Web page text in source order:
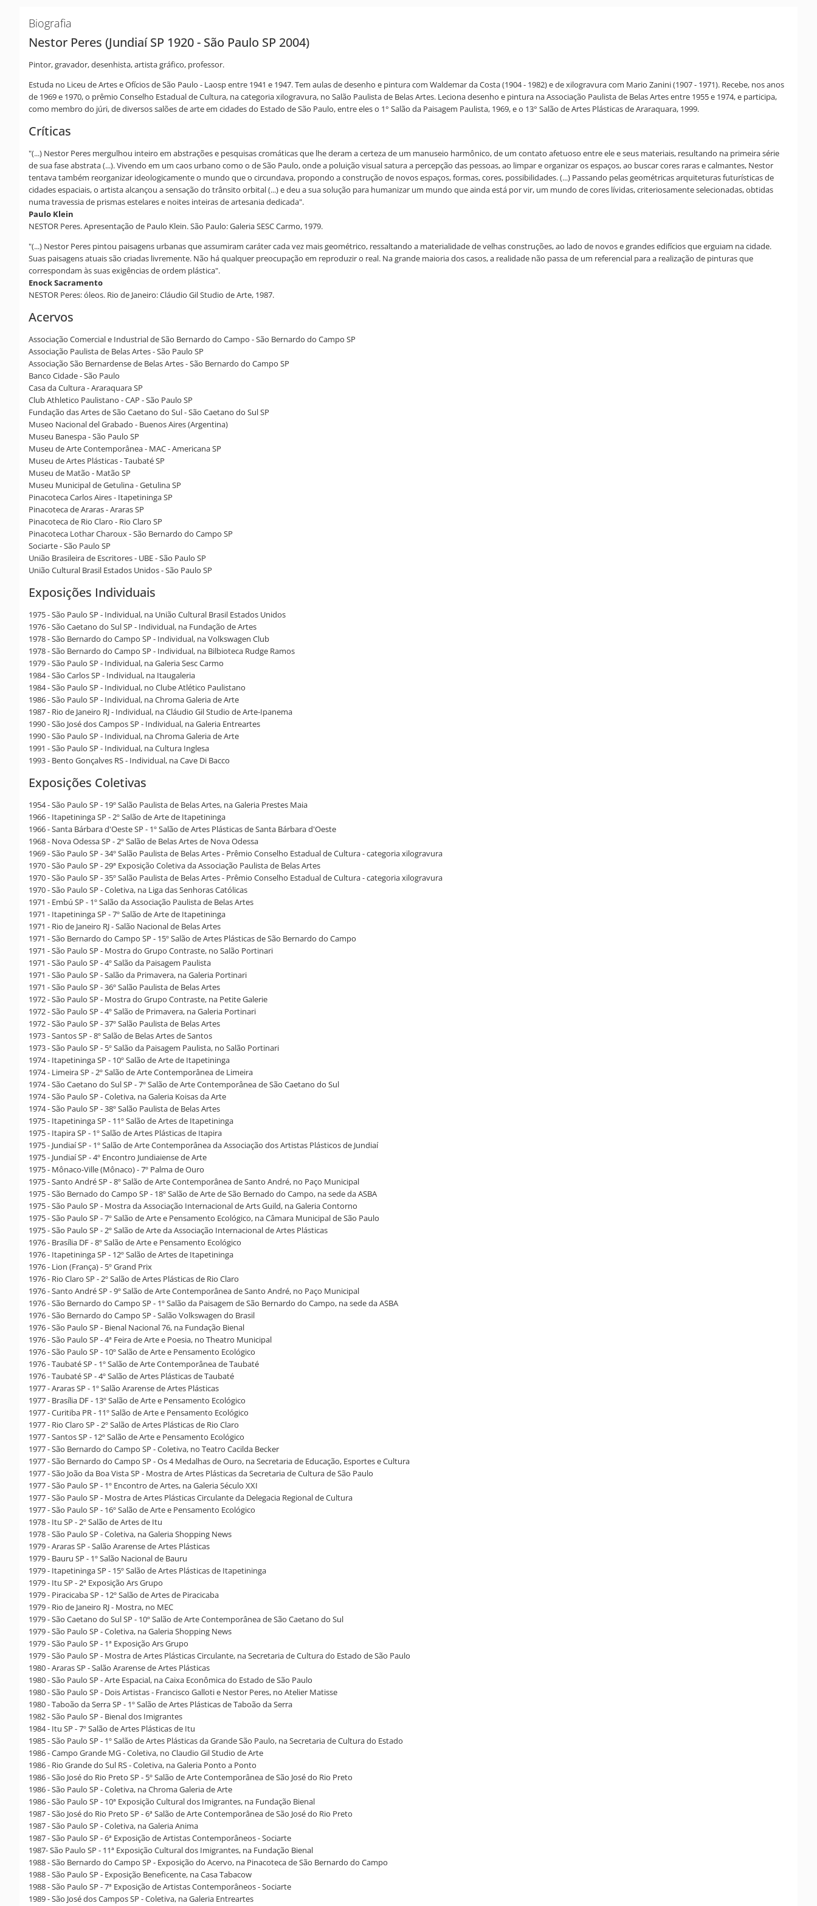
Biografia
Nestor Peres (Jundiaí SP 1920 - São Paulo SP 2004)
Pintor, gravador, desenhista, artista gráfico, professor.
Estuda no Liceu de Artes e Ofícios de São Paulo - Laosp entre 1941 e 1947. Tem aulas de desenho e pintura com Waldemar da Costa (1904 - 1982) e de xilogravura com Mario Zanini (1907 - 1971). Recebe, nos anos
de 1969 e 1970, o prêmio Conselho Estadual de Cultura, na categoria xilogravura, no Salão Paulista de Belas Artes. Leciona desenho e pintura na Associação Paulista de Belas Artes entre 1955 e 1974, e participa,
como membro do júri, de diversos salões de arte em cidades do Estado de São Paulo, entre eles o 1° Salão da Paisagem Paulista, 1969, e o 13° Salão de Artes Plásticas de Araraquara, 1999.
Críticas
"(...) Nestor Peres mergulhou inteiro em abstrações e pesquisas cromáticas que lhe deram a certeza de um manuseio harmônico, de um contato afetuoso entre ele e seus materiais, resultando na primeira série
de sua fase abstrata (...). Vivendo em um caos urbano como o de São Paulo, onde a poluição visual satura a percepção das pessoas, ao limpar e organizar os espaços, ao buscar cores raras e calmantes, Nestor
tentava também reorganizar ideologicamente o mundo que o circundava, propondo a construção de novos espaços, formas, cores, possibilidades. (...) Passando pelas geométricas arquiteturas futurísticas de
cidades espaciais, o artista alcançou a sensação do trânsito orbital (...) e deu a sua solução para humanizar um mundo que ainda está por vir, um mundo de cores lívidas, criteriosamente selecionadas, obtidas
numa travessia de prismas estelares e noites inteiras de artesania dedicada".
Paulo Klein
NESTOR Peres. Apresentação de Paulo Klein. São Paulo: Galeria SESC Carmo, 1979.
"(...) Nestor Peres pintou paisagens urbanas que assumiram caráter cada vez mais geométrico, ressaltando a materialidade de velhas construções, ao lado de novos e grandes edifícios que erguiam na cidade.
Suas paisagens atuais são criadas livremente. Não há qualquer preocupação em reproduzir o real. Na grande maioria dos casos, a realidade não passa de um referencial para a realização de pinturas que
correspondam às suas exigências de ordem plástica".
Enock Sacramento
NESTOR Peres: óleos. Rio de Janeiro: Cláudio Gil Studio de Arte, 1987.
Acervos
Associação Comercial e Industrial de São Bernardo do Campo - São Bernardo do Campo SP
Associação Paulista de Belas Artes - São Paulo SP
Associação São Bernardense de Belas Artes - São Bernardo do Campo SP
Banco Cidade - São Paulo
Casa da Cultura - Araraquara SP
Club Athletico Paulistano - CAP - São Paulo SP
Fundação das Artes de São Caetano do Sul - São Caetano do Sul SP
Museo Nacional del Grabado - Buenos Aires (Argentina)
Museu Banespa - São Paulo SP
Museu de Arte Contemporânea - MAC - Americana SP
Museu de Artes Plásticas - Taubaté SP
Museu de Matão - Matão SP
Museu Municipal de Getulina - Getulina SP
Pinacoteca Carlos Aires - Itapetininga SP
Pinacoteca de Araras - Araras SP
Pinacoteca de Rio Claro - Rio Claro SP
Pinacoteca Lothar Charoux - São Bernardo do Campo SP
Sociarte - São Paulo SP
União Brasileira de Escritores - UBE - São Paulo SP
União Cultural Brasil Estados Unidos - São Paulo SP
Exposições Individuais
1975 - São Paulo SP - Individual, na União Cultural Brasil Estados Unidos
1976 - São Caetano do Sul SP - Individual, na Fundação de Artes
1978 - São Bernardo do Campo SP - Individual, na Volkswagen Club
1978 - São Bernardo do Campo SP - Individual, na Bilbioteca Rudge Ramos
1979 - São Paulo SP - Individual, na Galeria Sesc Carmo
1984 - São Carlos SP - Individual, na Itaugaleria
1984 - São Paulo SP - Individual, no Clube Atlético Paulistano
1986 - São Paulo SP - Individual, na Chroma Galeria de Arte
1987 - Rio de Janeiro RJ - Individual, na Cláudio Gil Studio de Arte-Ipanema
1990 - São José dos Campos SP - Individual, na Galeria Entreartes
1990 - São Paulo SP - Individual, na Chroma Galeria de Arte
1991 - São Paulo SP - Individual, na Cultura Inglesa
1993 - Bento Gonçalves RS - Individual, na Cave Di Bacco
Exposições Coletivas
1954 - São Paulo SP - 19º Salão Paulista de Belas Artes, na Galeria Prestes Maia
1966 - Itapetininga SP - 2º Salão de Arte de Itapetininga
1966 - Santa Bárbara d'Oeste SP - 1º Salão de Artes Plásticas de Santa Bárbara d'Oeste
1968 - Nova Odessa SP - 2º Salão de Belas Artes de Nova Odessa
1969 - São Paulo SP - 34º Salão Paulista de Belas Artes - Prêmio Conselho Estadual de Cultura - categoria xilogravura
1970 - São Paulo SP - 29ª Exposição Coletiva da Associação Paulista de Belas Artes
1970 - São Paulo SP - 35º Salão Paulista de Belas Artes - Prêmio Conselho Estadual de Cultura - categoria xilogravura
1970 - São Paulo SP - Coletiva, na Liga das Senhoras Católicas
1971 - Embú SP - 1º Salão da Associação Paulista de Belas Artes
1971 - Itapetininga SP - 7º Salão de Arte de Itapetininga
1971 - Rio de Janeiro RJ - Salão Nacional de Belas Artes
1971 - São Bernardo do Campo SP - 15º Salão de Artes Plásticas de São Bernardo do Campo
1971 - São Paulo SP - Mostra do Grupo Contraste, no Salão Portinari
1971 - São Paulo SP - 4º Salão da Paisagem Paulista
1971 - São Paulo SP - Salão da Primavera, na Galeria Portinari
1971 - São Paulo SP - 36º Salão Paulista de Belas Artes
1972 - São Paulo SP - Mostra do Grupo Contraste, na Petite Galerie
1972 - São Paulo SP - 4º Salão de Primavera, na Galeria Portinari
1972 - São Paulo SP - 37º Salão Paulista de Belas Artes
1973 - Santos SP - 8º Salão de Belas Artes de Santos
1973 - São Paulo SP - 5º Salão da Paisagem Paulista, no Salão Portinari
1974 - Itapetininga SP - 10º Salão de Arte de Itapetininga
1974 - Limeira SP - 2º Salão de Arte Contemporânea de Limeira
1974 - São Caetano do Sul SP - 7º Salão de Arte Contemporânea de São Caetano do Sul
1974 - São Paulo SP - Coletiva, na Galeria Koisas da Arte
1974 - São Paulo SP - 38º Salão Paulista de Belas Artes
1975 - Itapetininga SP - 11º Salão de Artes de Itapetininga
1975 - Itapira SP - 1º Salão de Artes Plásticas de Itapira
1975 - Jundiaí SP - 1º Salão de Arte Contemporânea da Associação dos Artistas Plásticos de Jundiaí
1975 - Jundiaí SP - 4º Encontro Jundiaiense de Arte
1975 - Mônaco-Ville (Mônaco) - 7º Palma de Ouro
1975 - Santo André SP - 8º Salão de Arte Contemporânea de Santo André, no Paço Municipal
1975 - São Bernado do Campo SP - 18º Salão de Arte de São Bernado do Campo, na sede da ASBA
1975 - São Paulo SP - Mostra da Associação Internacional de Arts Guild, na Galeria Contorno
1975 - São Paulo SP - 7º Salão de Arte e Pensamento Ecológico, na Câmara Municipal de São Paulo
1975 - São Paulo SP - 2º Salão de Arte da Associação Internacional de Artes Plásticas
1976 - Brasília DF - 8º Salão de Arte e Pensamento Ecológico
1976 - Itapetininga SP - 12º Salão de Artes de Itapetininga
1976 - Lion (França) - 5º Grand Prix
1976 - Rio Claro SP - 2º Salão de Artes Plásticas de Rio Claro
1976 - Santo André SP - 9º Salão de Arte Contemporânea de Santo André, no Paço Municipal
1976 - São Bernardo do Campo SP - 1º Salão da Paisagem de São Bernardo do Campo, na sede da ASBA
1976 - São Bernardo do Campo SP - Salão Volkswagen do Brasil
1976 - São Paulo SP - Bienal Nacional 76, na Fundação Bienal
1976 - São Paulo SP - 4ª Feira de Arte e Poesia, no Theatro Municipal
1976 - São Paulo SP - 10º Salão de Arte e Pensamento Ecológico
1976 - Taubaté SP - 1º Salão de Arte Contemporânea de Taubaté
1976 - Taubaté SP - 4º Salão de Artes Plásticas de Taubaté
1977 - Araras SP - 1º Salão Ararense de Artes Plásticas
1977 - Brasília DF - 13º Salão de Arte e Pensamento Ecológico
1977 - Curitiba PR - 11º Salão de Arte e Pensamento Ecológico
1977 - Rio Claro SP - 2º Salão de Artes Plásticas de Rio Claro
1977 - Santos SP - 12º Salão de Arte e Pensamento Ecológico
1977 - São Bernardo do Campo SP - Coletiva, no Teatro Cacilda Becker
1977 - São Bernardo do Campo SP - Os 4 Medalhas de Ouro, na Secretaria de Educação, Esportes e Cultura
1977 - São João da Boa Vista SP - Mostra de Artes Plásticas da Secretaria de Cultura de São Paulo
1977 - São Paulo SP - 1º Encontro de Artes, na Galeria Século XXI
1977 - São Paulo SP - Mostra de Artes Plásticas Circulante da Delegacia Regional de Cultura
1977 - São Paulo SP - 16º Salão de Arte e Pensamento Ecológico
1978 - Itu SP - 2º Salão de Artes de Itu
1978 - São Paulo SP - Coletiva, na Galeria Shopping News
1979 - Araras SP - Salão Ararense de Artes Plásticas
1979 - Bauru SP - 1º Salão Nacional de Bauru
1979 - Itapetininga SP - 15º Salão de Artes Plásticas de Itapetininga
1979 - Itu SP - 2ª Exposição Ars Grupo
1979 - Piracicaba SP - 12º Salão de Artes de Piracicaba
1979 - Rio de Janeiro RJ - Mostra, no MEC
1979 - São Caetano do Sul SP - 10º Salão de Arte Contemporânea de São Caetano do Sul
1979 - São Paulo SP - Coletiva, na Galeria Shopping News
1979 - São Paulo SP - 1ª Exposição Ars Grupo
1979 - São Paulo SP - Mostra de Artes Plásticas Circulante, na Secretaria de Cultura do Estado de São Paulo
1980 - Araras SP - Salão Ararense de Artes Plásticas
1980 - São Paulo SP - Arte Espacial, na Caixa Econômica do Estado de São Paulo
1980 - São Paulo SP - Dois Artistas - Francisco Galloti e Nestor Peres, no Atelier Matisse
1980 - Taboão da Serra SP - 1º Salão de Artes Plásticas de Taboão da Serra
1982 - São Paulo SP - Bienal dos Imigrantes
1984 - Itu SP - 7º Salão de Artes Plásticas de Itu
1985 - São Paulo SP - 1º Salão de Artes Plásticas da Grande São Paulo, na Secretaria de Cultura do Estado
1986 - Campo Grande MG - Coletiva, no Claudio Gil Studio de Arte
1986 - Rio Grande do Sul RS - Coletiva, na Galeria Ponto a Ponto
1986 - São José do Rio Preto SP - 5º Salão de Arte Contemporânea de São José do Rio Preto
1986 - São Paulo SP - Coletiva, na Chroma Galeria de Arte
1986 - São Paulo SP - 10ª Exposição Cultural dos Imigrantes, na Fundação Bienal
1987 - São José do Rio Preto SP - 6ª Salão de Arte Contemporânea de São José do Rio Preto
1987 - São Paulo SP - Coletiva, na Galeria Anima
1987 - São Paulo SP - 6ª Exposição de Artistas Contemporâneos - Sociarte
1987- São Paulo SP - 11ª Exposição Cultural dos Imigrantes, na Fundação Bienal
1988 - São Bernardo do Campo SP - Exposição do Acervo, na Pinacoteca de São Bernardo do Campo
1988 - São Paulo SP - Exposição Beneficente, na Casa Tabacow
1988 - São Paulo SP - 7ª Exposição de Artistas Contemporâneos - Sociarte
1989 - São José dos Campos SP - Coletiva, na Galeria Entreartes